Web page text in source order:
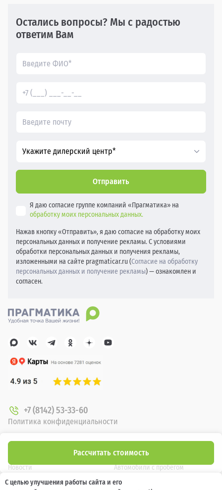
Остались вопросы? Мы с радостью
ответим Вам
Укажите дилерский центр*
Отправить
Я даю согласие группе компаний «Прагматика» на
обработку моих персональных данных.
Нажав кнопку «Отправить», я даю согласие на обработку моих
персональных данных и получение рекламы. С условиями
обработки персональных данных и получения рекламы,
изложенными на сайте pragmaticar.ru (Согласие на обработку
персональных данных и получение рекламы) — ознакомлен и
согласен.
Рассчитать стоимость
+7 (8142) 53-33-60
Политика конфиденциальности
Новости
Отзывы клиентов
Новые автомобили
Автомобили с пробегом
Выкуп
С целью улучшения работы сайта и его